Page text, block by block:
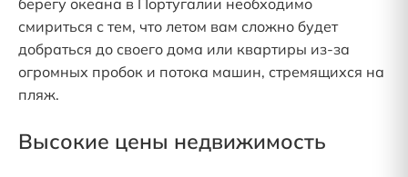
берегу океана в Португалии необходимо
смириться с тем, что летом вам сложно будет
добраться до своего дома или квартиры из-за
огромных пробок и потока машин, стремящихся на
пляж.
Высокие цены недвижимость